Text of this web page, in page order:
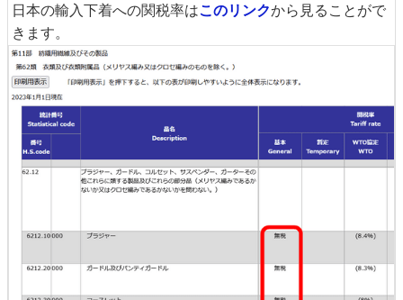
日本の輸入下着への関税率はこのリンクから見ることがで
きます。